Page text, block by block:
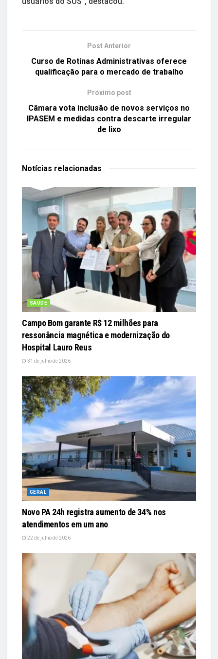
Post Anterior
Curso de Rotinas Administrativas oferece
qualificação para o mercado de trabalho
Próximo post
Câmara vota inclusão de novos serviços no
IPASEM e medidas contra descarte irregular
de lixo
Notícias relacionadas
SAÚDE
Campo Bom garante R$ 12 milhões para
ressonância magnética e modernização do
Hospital Lauro Reus
31 de julho de 2026
GERAL
Novo PA 24h registra aumento de 34% nos
atendimentos em um ano
22 de julho de 2026